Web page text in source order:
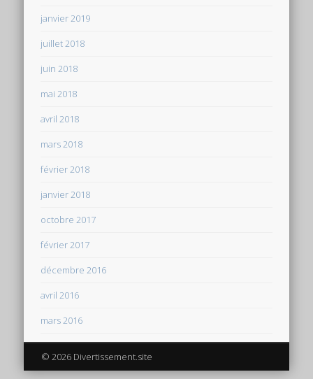
janvier 2019
juillet 2018
juin 2018
mai 2018
avril 2018
mars 2018
février 2018
janvier 2018
octobre 2017
février 2017
décembre 2016
avril 2016
mars 2016
© 2026 Divertissement.site